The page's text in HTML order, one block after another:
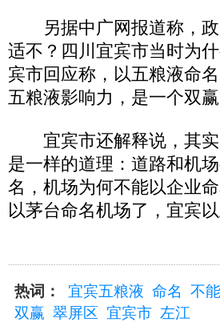
另据中广网报道称，政
适不？四川宜宾市当时为
宾市回应称，以五粮液命
五粮液影响力，是一个双赢
宜宾市还解释说，其实
是一样的道理：道路和机
名，机场为何不能以企业
以茅台命名机场了，宜宾
热词： 宜宾五粮液 命名 不能
双赢 翠屏区 宜宾市 左江